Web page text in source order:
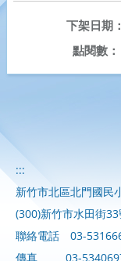
下架日期：
點閱數：
:::
新竹市北區北門國民
(300)新竹市水田街
聯絡電話
03-
傳真
03-